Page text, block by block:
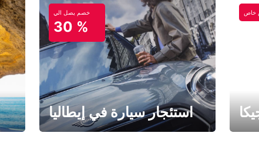
خصم يصل الي
30 %
استئجار سيارة في إيطاليا
خاص